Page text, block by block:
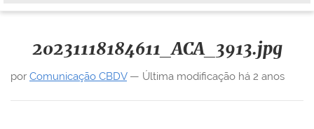
Busca Avançada…
20231118184611_ACA_3913.jpg
por Comunicação CBDV— Última modificação há 2 anos